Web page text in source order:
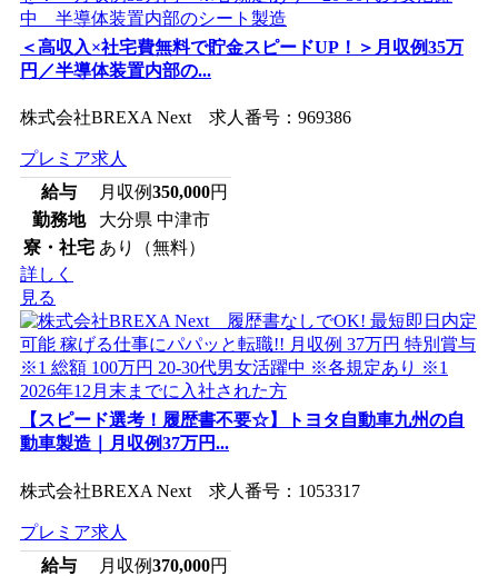
＜高収入×社宅費無料で貯金スピードUP！＞月収例35万
円／半導体装置内部の...
株式会社BREXA Next 求人番号：969386
プレミア求人
給与
月収例350,000円
勤務地
大分県 中津市
寮・社宅 あり（無料）
詳しく
見る
【スピード選考！履歴書不要☆】トヨタ自動車九州の自
動車製造｜月収例37万円...
株式会社BREXA Next 求人番号：1053317
プレミア求人
給与
月収例370,000円